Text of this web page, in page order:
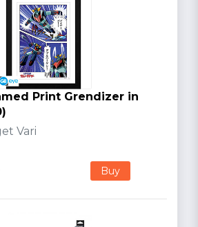
Print Grendizer in
Vari
Buy